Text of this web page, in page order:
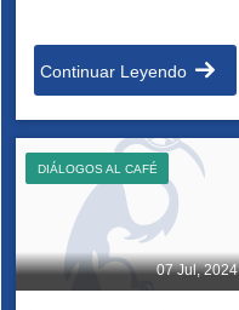
Continuar Leyendo
07 Jul, 2024
DIÁLOGOS AL CAFÉ